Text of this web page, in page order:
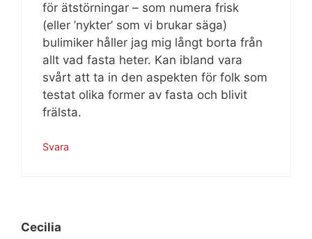
för ätstörningar – som numera frisk
(eller ’nykter’ som vi brukar säga)
bulimiker håller jag mig långt borta från
allt vad fasta heter. Kan ibland vara
svårt att ta in den aspekten för folk som
testat olika former av fasta och blivit
frälsta.
Svara
Cecilia